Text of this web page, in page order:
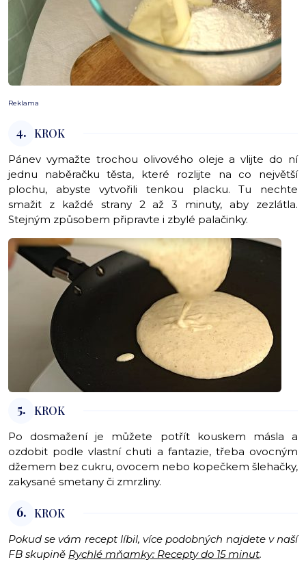
Reklama
4. KROK
Pánev vymažte trochou olivového oleje a vlijte do ní
jednu naběračku těsta, které rozlijte na co největší
plochu, abyste vytvořili tenkou placku. Tu nechte
smažit z každé strany 2 až 3 minuty, aby zezlátla.
Stejným způsobem připravte i zbylé palačinky.
5. KROK
Po dosmažení je můžete potřít kouskem másla a
ozdobit podle vlastní chuti a fantazie, třeba ovocným
džemem bez cukru, ovocem nebo kopečkem šlehačky,
zakysané smetany či zmrzliny.
6. KROK
Pokud se vám recept líbil, více podobných najdete v naší
FB skupině Rychlé mňamky: Recepty do 15 minut.